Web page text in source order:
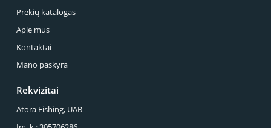
Prekių katalogas
Apie mus
Kontaktai
Mano paskyra
Rekvizitai
Atora Fishing, UAB